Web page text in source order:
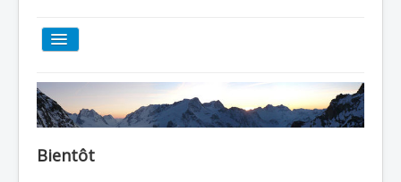
ACCUEIL
TOUT SUR LE GUMS
Bientôt